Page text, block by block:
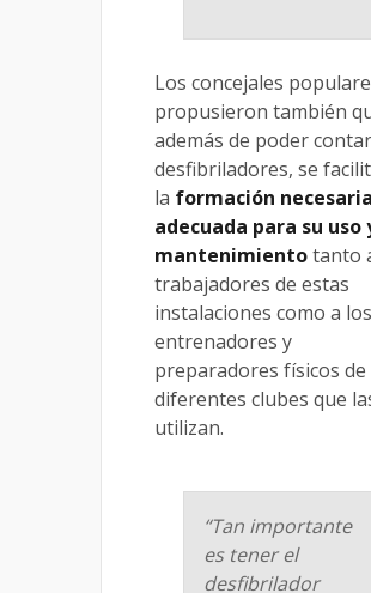
Los concejales
propusieron también
además de poder
desfibriladores, se
la formación
adecuada para su uso
mantenimientotanto
trabajadores de estas
instalaciones como a los
entrenadores y
preparadores físicos de
diferentes clubes que
utilizan.
“Tan importante
es tener el
desfibrilador